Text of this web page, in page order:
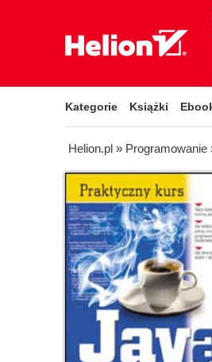
Kategorie Książki
Helion.pl » Programowanie